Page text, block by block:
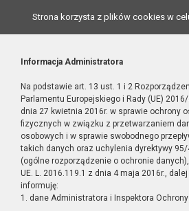
Strona korzysta z plików cookies w
Informacja Administratora
Na podstawie art. 13 ust. 1 i 2
Parlamentu Europejskiego i Rady (UE)
dnia 27 kwietnia 2016r. w sprawie ochrony
fizycznych w związku z przetwarzaniem
osobowych i w sprawie swobodnego
takich danych oraz uchylenia dyrektywy 95/
(ogólne rozporządzenie o ochronie danych),
UE. L. 2016.119.1 z dnia 4 maja 2016r., dalej
informuję:
1. dane Administratora i Inspektora Ochrony